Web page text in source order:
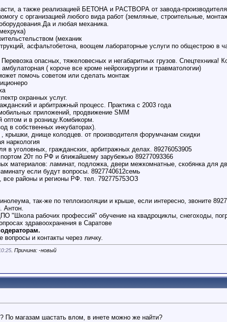
а также реализацией БЕТОНА и РАСТВОРА от завода-
с организацией любого вида работ (земляные, строительные,
и любая механика.
(механик
асфальтобетона, воощем лабораторные услуги по общестрою в
опасных, тяжеловесных и негабаритных грузов. Спецтехника!
( короче все кроме нейрохирургии и травматологии)
помочь советом или сделать монтаж
охранных услуг.
и арбитражный процесс. Практика с 2003 года
приложений, продвижение SMM
оптом и в розницу.Комбикорм.
в собственных инкубаторах).
, крышки, днище колодцев. от производителя форумчанам скидки
наркология
в уголовных, гражданских, арбитражных делах. 89276053905
20т по РФ и ближайшему зарубежью 89277093366
материалов: ламинат, подложка, двери межкомнатные, скобянка
если будут вопросы. 8927740612семь
все районы и регионы РФ. тел. 79277575ЗОЗ
так-же по теплоизоляции и крыше, если интересно, звоните
Антон.
"Школа рабочих профессий" обучение на квадроциклы, снегоходы,
здравоохранения в Саратове
и контакты через личку.
. Причина: -новый
По магазам шастать влом, в инете можно же найти?